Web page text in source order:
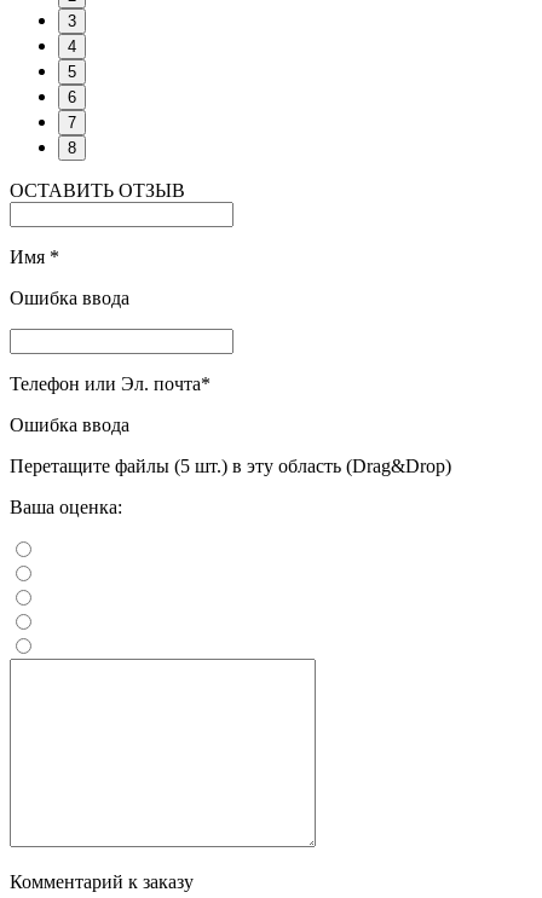
3
4
5
6
7
8
ОСТАВИТЬ ОТЗЫВ
Имя *
Ошибка ввода
Телефон или Эл. почта*
Ошибка ввода
Перетащите файлы (5 шт.) в эту область (Drag&Drop)
Ваша оценка:
Комментарий к заказу